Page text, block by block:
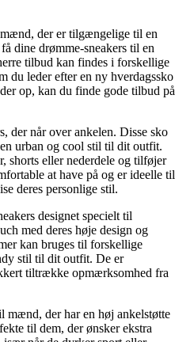
der er tilgængelige til en
dine drømme-sneakers til en
tilbud kan findes i forskellige
du leder efter en ny hverdagssko
op, kan du finde gode tilbud på
der når over ankelen. Disse sko
urban og cool stil til dit outfit.
shorts eller nederdele og tilføjer
at have på og er ideelle til
deres personlige stil.
designet specielt til
med deres høje design og
kan bruges til forskellige
stil til dit outfit. De er
tiltrække opmærksomhed fra
mænd, der har en høj ankelstøtte
til dem, der ønsker ekstra